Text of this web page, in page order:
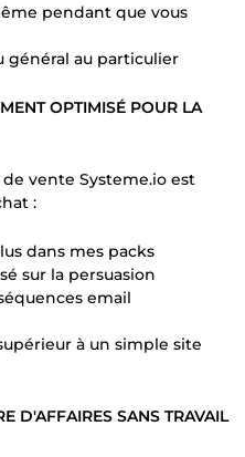
pendant que vous
au particulier
OPTIMISÉ POUR LA
vente Systeme.io est
:
dans mes packs
sur la persuasion
email
à un simple site
D'AFFAIRES SANS TRAVAIL